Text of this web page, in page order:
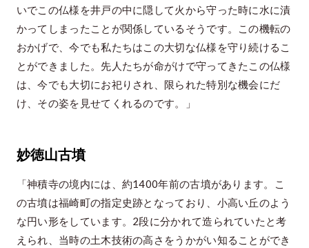
いでこの仏様を井戸の中に隠して火から守った時に水に漬
かってしまったことが関係しているそうです。この機転の
おかげで、今でも私たちはこの大切な仏様を守り続けるこ
とができました。先人たちが命がけで守ってきたこの仏様
は、今でも大切にお祀りされ、限られた特別な機会にだ
け、その姿を見せてくれるのです。」
妙徳山古墳
「神積寺の境内には、約1400年前の古墳があります。こ
の古墳は福崎町の指定史跡となっており、小高い丘のよう
な円い形をしています。2段に分かれて造られていたと考
えられ、当時の土木技術の高さをうかがい知ることができ